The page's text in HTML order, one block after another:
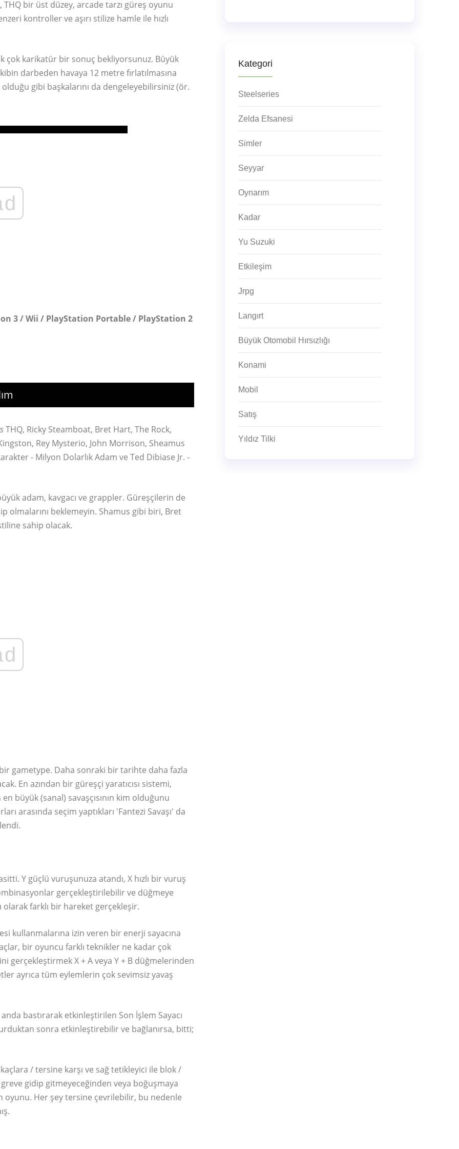
THQ bir üst düzey, arcade tarzı güreş oyunu
kontroller ve aşırı stilize hamle ile hızlı
çok karikatür bir sonuç bekliyorsunuz. Büyük
darbeden havaya 12 metre fırlatılmasına
gibi başkalarını da dengeleyebilirsiniz (ör.
3 / Wii / PlayStation Portable / PlayStation 2
THQ, Ricky Steamboat, Bret Hart, The Rock,
Rey Mysterio, John Morrison, Sheamus
- Milyon Dolarlık Adam ve Ted Dibiase Jr. -
adam, kavgacı ve grappler. Güreşçilerin de
olmalarını beklemeyin. Shamus gibi biri, Bret
sahip olacak.
gametype. Daha sonraki bir tarihte daha fazla
En azından bir güreşçi yaratıcısı sistemi,
büyük (sanal) savaşçısının kim olduğunu
arasında seçim yaptıkları 'Fantezi Savaşı' da
Y güçlü vuruşunuza atandı, X hızlı bir vuruş
gerçekleştirilebilir ve düğmeye
olarak farklı bir hareket gerçekleşir.
kullanmalarına izin veren bir enerji sayacına
bir oyuncu farklı teknikler ne kadar çok
gerçekleştirmek X + A veya Y + B düğmelerinden
ayrıca tüm eylemlerin çok sevimsiz yavaş
bastırarak etkinleştirilen Son İşlem Sayacı
sonra etkinleştirebilir ve bağlanırsa, bitti;
/ tersine karşı ve sağ tetikleyici ile blok /
gidip gitmeyeceğinden veya boğuşmaya
oyunu. Her şey tersine çevrilebilir, bu nedenle
Kategori
Steelseries
Zelda Efsanesi
Simler
Seyyar
Oynarım
Kadar
Yu Suzuki
Etkileşim
Jrpg
Langırt
Büyük Otomobil Hırsızlığı
Konami
Mobil
Satış
Yıldız Tilki